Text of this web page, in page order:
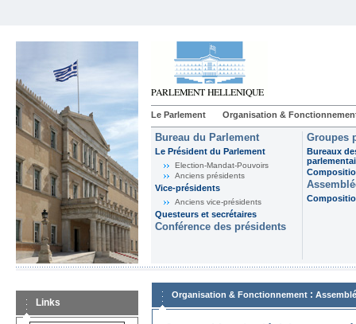
Le Parlement Organisation &
Bureau du Parlement
Le Président du Parlement
Election-Mandat-Pouvoirs
Anciens présidents
Vice-présidents
Anciens vice-présidents
Questeurs et secrétaires
Conférence des présidents
Groupes
Bureaux
Links
Organisation & Fonctionnement :